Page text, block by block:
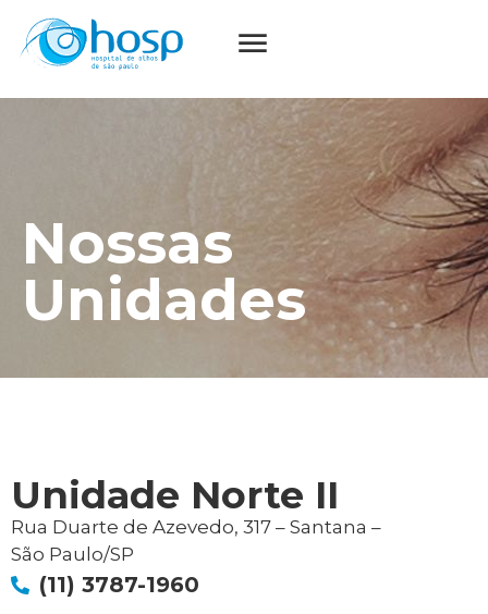
Nossas
Unidades
Unidade Norte II
Rua Duarte de Azevedo, 317 – Santana –
São Paulo/SP
(11) 3787-1960